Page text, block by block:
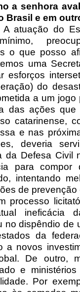
a senhora
Brasil e em
A atuação do
o que posso
uma
esforços
do
a um
das ações
catarinense,
e nas
deveria
da Defesa Civil
para
intentando
de
processo
ineficácia
no dispêndio de
da
a novos
De outro,
e
Por